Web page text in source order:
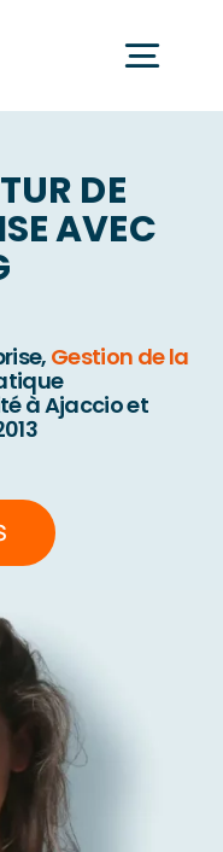
DE
AVEC
Gestion de la
à Ajaccio et